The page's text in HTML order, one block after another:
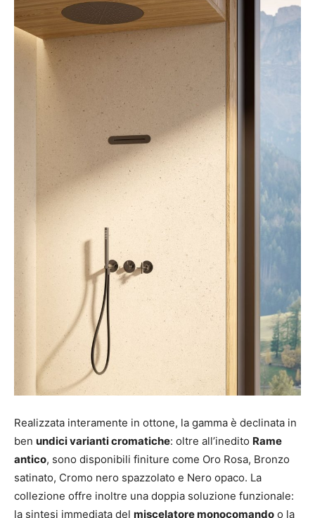
Realizzata interamente in ottone, la gamma è declinata in
ben undici varianti cromatiche: oltre all’inedito Rame
antico, sono disponibili finiture come Oro Rosa, Bronzo
satinato, Cromo nero spazzolato e Nero opaco. La
collezione offre inoltre una doppia soluzione funzionale:
la sintesi immediata del miscelatore monocomando o la